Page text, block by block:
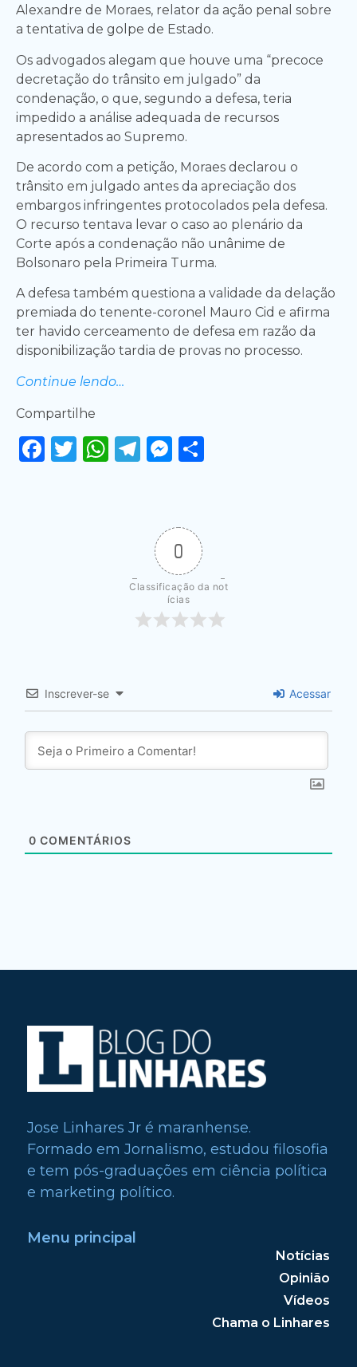
Alexandre de Moraes, relator da ação penal sobre
a tentativa de golpe de Estado.
Os advogados alegam que houve uma “precoce
decretação do trânsito em julgado” da
condenação, o que, segundo a defesa, teria
impedido a análise adequada de recursos
apresentados ao Supremo.
De acordo com a petição, Moraes declarou o
trânsito em julgado antes da apreciação dos
embargos infringentes protocolados pela defesa.
O recurso tentava levar o caso ao plenário da
Corte após a condenação não unânime de
Bolsonaro pela Primeira Turma.
A defesa também questiona a validade da delação
premiada do tenente-coronel Mauro Cid e afirma
ter havido cerceamento de defesa em razão da
disponibilização tardia de provas no processo.
Continue lendo…
Compartilhe
Facebook
Twitter
WhatsApp
Telegram
Messenger
0
Classificação da not
ícias
Inscrever-se Acessar
0 COMENTÁRIOS
Jose Linhares Jr é maranhense.
Formado em Jornalismo, estudou filosofia
e tem pós-graduações em ciência política
e marketing político.
Menu principal
Notícias
Opinião
Vídeos
Chama o Linhares